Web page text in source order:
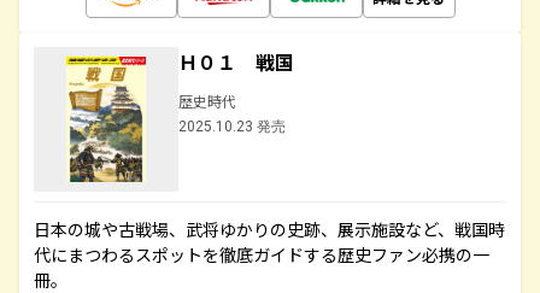
Ｈ０１ 戦国
歴史時代
2025.10.23 発売
日本の城や古戦場、武将ゆかりの史跡、展示施設など、戦国時
代にまつわるスポットを徹底ガイドする歴史ファン必携の一
冊。